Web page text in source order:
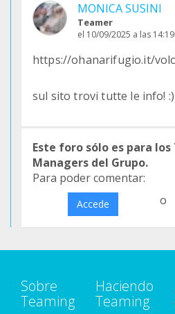
MONICA SUSINI
Teamer
el 10/09/2025 a las
https://ohanarifugio.it/
sul sito trovi tutte le info! :)
Este foro sólo es para
Managers del Grupo.
Para poder comentar:
Accede o
Sobre
Teaming
Haciendo
Teaming